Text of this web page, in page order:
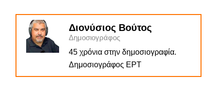
Διονύσιος Βούτος
Δημοσιογράφος
45 χρόνια στην δημοσιογραφία.
Δημοσιογράφος ΕΡΤ